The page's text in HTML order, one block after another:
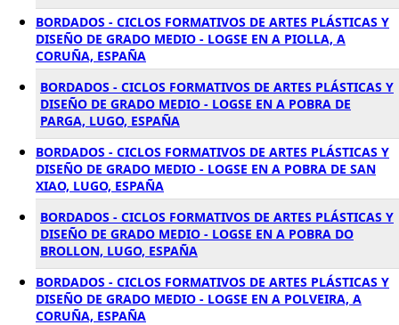
BORDADOS - CICLOS FORMATIVOS DE ARTES PLÁSTICAS Y
DISEÑO DE GRADO MEDIO - LOGSE EN A PIOLLA, A
CORUÑA, ESPAÑA
BORDADOS - CICLOS FORMATIVOS DE ARTES PLÁSTICAS Y
DISEÑO DE GRADO MEDIO - LOGSE EN A POBRA DE
PARGA, LUGO, ESPAÑA
BORDADOS - CICLOS FORMATIVOS DE ARTES PLÁSTICAS Y
DISEÑO DE GRADO MEDIO - LOGSE EN A POBRA DE SAN
XIAO, LUGO, ESPAÑA
BORDADOS - CICLOS FORMATIVOS DE ARTES PLÁSTICAS Y
DISEÑO DE GRADO MEDIO - LOGSE EN A POBRA DO
BROLLON, LUGO, ESPAÑA
BORDADOS - CICLOS FORMATIVOS DE ARTES PLÁSTICAS Y
DISEÑO DE GRADO MEDIO - LOGSE EN A POLVEIRA, A
CORUÑA, ESPAÑA